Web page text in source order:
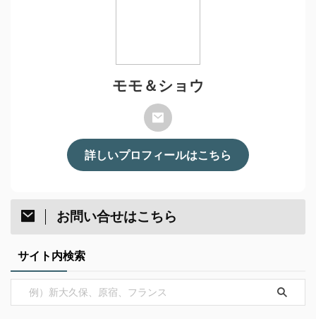
モモ＆ショウ
詳しいプロフィールはこちら
お問い合せはこちら
サイト内検索